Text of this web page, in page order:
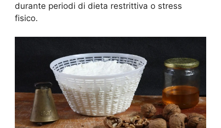
durante periodi di dieta restrittiva o stress
fisico.